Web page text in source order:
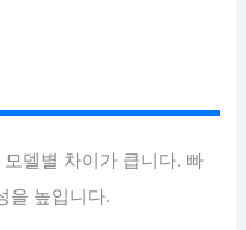
모델별 차이가 큽니다. 빠
을 높입니다.